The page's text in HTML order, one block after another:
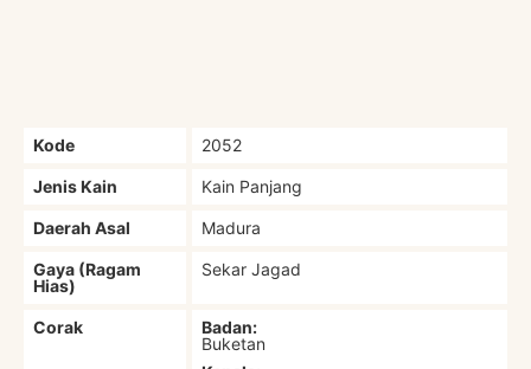
Kode 2052
Jenis Kain Kain Panjang
Daerah Asal Madura
Gaya (Ragam
Hias)
Sekar Jagad
Corak
Badan:
Buketan